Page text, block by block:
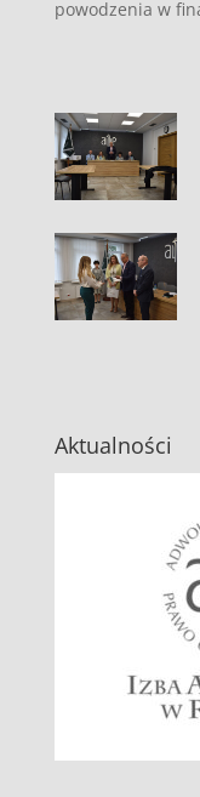
powodzenia w
Aktualności